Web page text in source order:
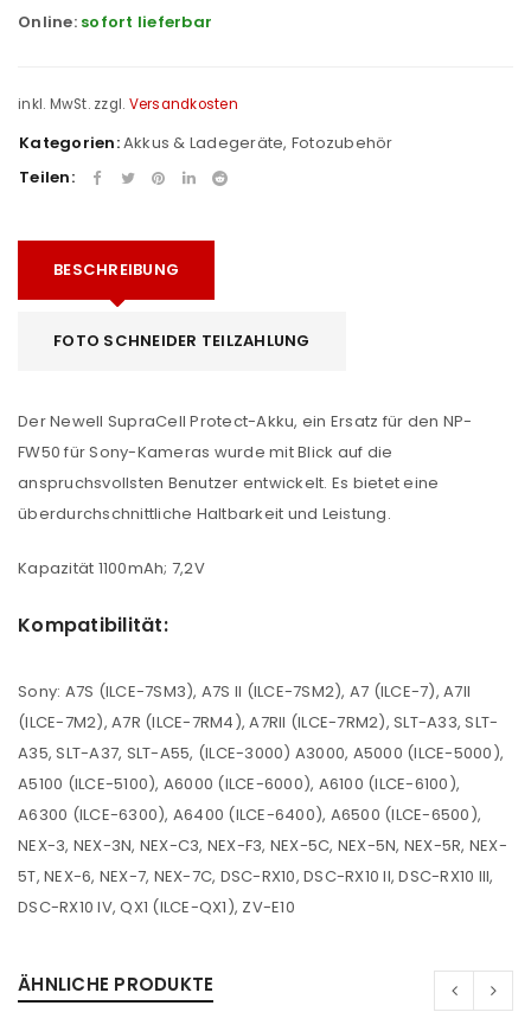
Online: sofort lieferbar
inkl. MwSt. zzgl. Versandkosten
Kategorien:Akkus & Ladegeräte, Fotozubehör
Teilen:
BESCHREIBUNG
FOTO SCHNEIDER TEILZAHLUNG
Der Newell SupraCell Protect-Akku, ein Ersatz für den NP-
FW50 für Sony-Kameras wurde mit Blick auf die
anspruchsvollsten Benutzer entwickelt. Es bietet eine
überdurchschnittliche Haltbarkeit und Leistung.
Kapazität 1100mAh; 7,2V
Kompatibilität:
Sony: A7S (ILCE-7SM3), A7S II (ILCE-7SM2), A7 (ILCE-7), A7II
(ILCE-7M2), A7R (ILCE-7RM4), A7RII (ILCE-7RM2), SLT-A33, SLT-
A35, SLT-A37, SLT-A55, (ILCE-3000) A3000, A5000 (ILCE-5000),
A5100 (ILCE-5100), A6000 (ILCE-6000), A6100 (ILCE-6100),
A6300 (ILCE-6300), A6400 (ILCE-6400), A6500 (ILCE-6500),
NEX-3, NEX-3N, NEX-C3, NEX-F3, NEX-5C, NEX-5N, NEX-5R, NEX-
5T, NEX-6, NEX-7, NEX-7C, DSC-RX10, DSC-RX10 II, DSC-RX10 III,
DSC-RX10 IV, QX1 (ILCE-QX1), ZV-E10
ÄHNLICHE PRODUKTE